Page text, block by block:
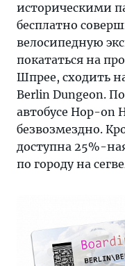
историческими
бесплатно
велосипедную
покататься на
Шпрее, сходить
Berlin Dungeon.
автобусе Hop-
безвозмездно.
доступна 25%-
по городу на